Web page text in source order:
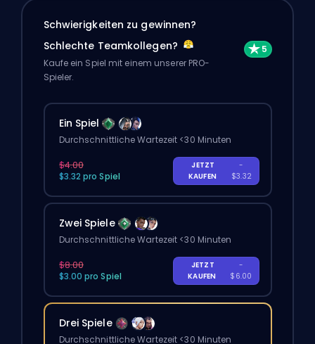
Schwierigkeiten zu gewinnen?
Schlechte Teamkollegen?
Kaufe ein Spiel mit einem unserer PRO-
Spieler.
Ein Spiel
Durchschnittliche Wartezeit <30 Minuten
$4.00
$3.32 pro Spiel
JETZT
KAUFEN
-
$3.32
Zwei Spiele
Durchschnittliche Wartezeit <30 Minuten
$8.00
$3.00 pro Spiel
JETZT
KAUFEN
-
$6.00
Drei Spiele
Durchschnittliche Wartezeit <30 Minuten